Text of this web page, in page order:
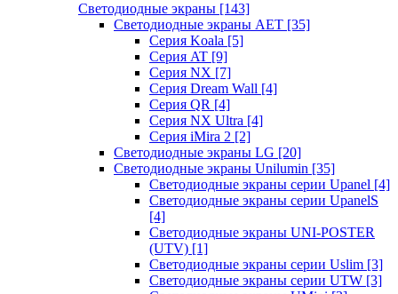
Светодиодные экраны [143]
Светодиодные экраны AET [35]
Cерия Koala [5]
Серия AT [9]
Серия NX [7]
Серия Dream Wall [4]
Серия QR [4]
Серия NX Ultra [4]
Серия iMira 2 [2]
Светодиодные экраны LG [20]
Светодиодные экраны Unilumin [35]
Светодиодные экраны серии Upanel [4]
Светодиодные экраны серии UpanelS
[4]
Светодиодные экраны UNI-POSTER
(UTV) [1]
Светодиодные экраны серии Uslim [3]
Светодиодные экраны серии UTW [3]